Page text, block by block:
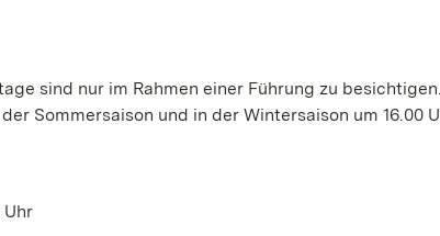
sind nur im Rahmen einer Führung zu
Sommersaison und in der Wintersaison um 16.00
Uhr